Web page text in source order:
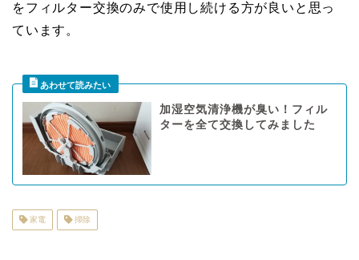
をフィルター交換のみで使用し続ける方が良いと思っ
ています。
加湿空気清浄機が臭い！フィル
ターを全て交換してみました
家電 掃除